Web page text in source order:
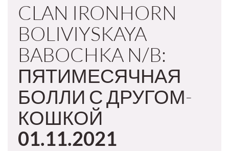
CLAN IRONHORN
BOLIVIYSKAYA
BABOCHKA N/B:
ПЯТИМЕСЯЧНАЯ
БОЛЛИ С ДРУГОМ-
КОШКОЙ
01.11.2021